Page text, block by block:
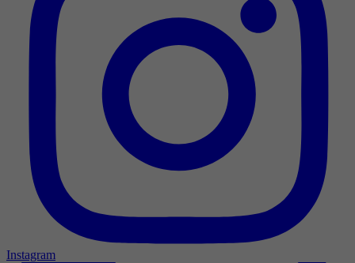
Instagram